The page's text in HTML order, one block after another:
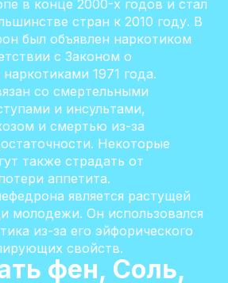
в конце 2000-х годов и стал
стран к 2010 году. В
был объявлен наркотиком
с Законом о
1971 года.
со смертельными
и инсультами,
и смертью из-за
Некоторые
также страдать от
аппетита.
является растущей
молодежи. Он использовался
из-за его эйфорического
свойств.
фен, Соль,